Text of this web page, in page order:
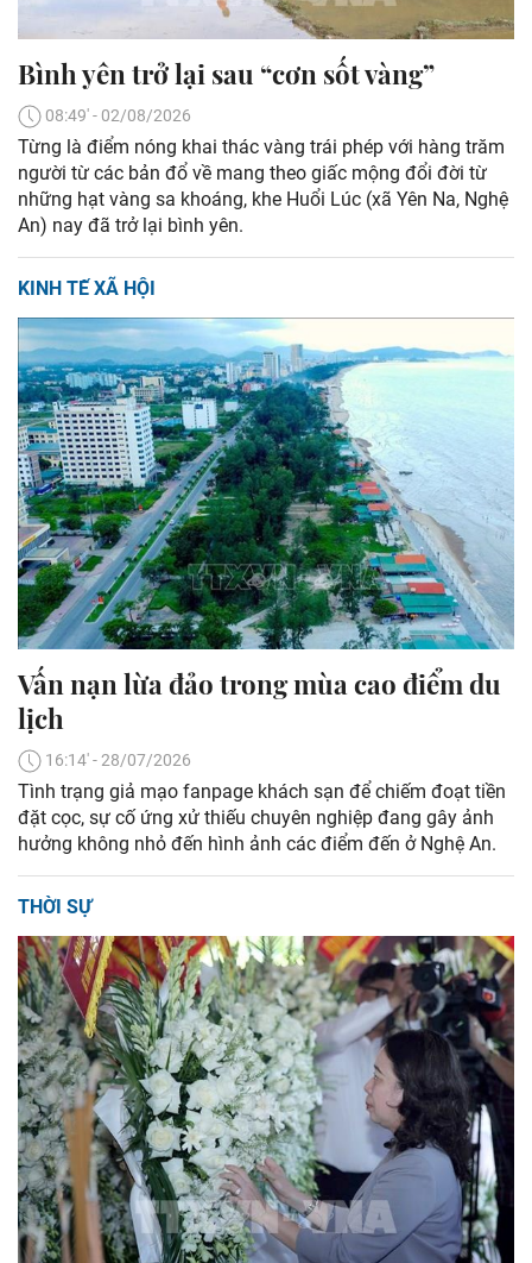
Bình yên trở lại sau “cơn sốt vàng”
08:49' - 02/08/2026
Từng là điểm nóng khai thác vàng trái phép với hàng trăm
người từ các bản đổ về mang theo giấc mộng đổi đời từ
những hạt vàng sa khoáng, khe Huổi Lúc (xã Yên Na, Nghệ
An) nay đã trở lại bình yên.
KINH TẾ XÃ HỘI
Vấn nạn lừa đảo trong mùa cao điểm du
lịch
16:14' - 28/07/2026
Tình trạng giả mạo fanpage khách sạn để chiếm đoạt tiền
đặt cọc, sự cố ứng xử thiếu chuyên nghiệp đang gây ảnh
hưởng không nhỏ đến hình ảnh các điểm đến ở Nghệ An.
THỜI SỰ